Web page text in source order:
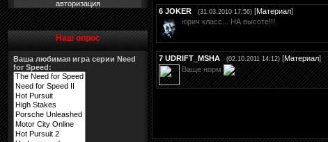
авторизация
Наш опрос
Ваша любимая игра серии Need
for Speed:
6 JOKER (31.03.2010 17:56) [Материал]
юрич класс... НА высоте!!!
7 UDRIFT_MSHA (02.10.2011 14:12)[Материал]
Ваще норм